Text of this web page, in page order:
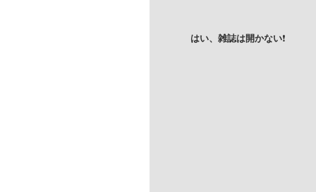
はい、雑誌は開かない❗️